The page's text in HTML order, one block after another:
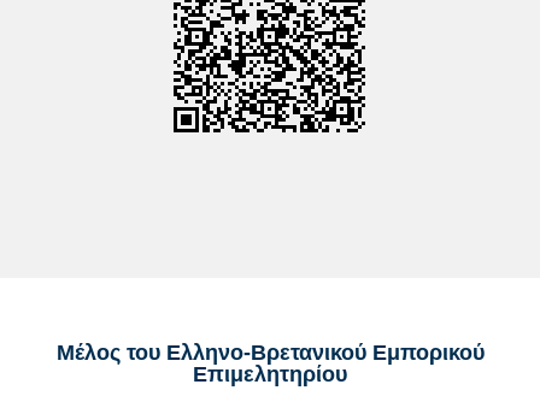
Μέλος του Ελληνο-Βρετανικού Εμπορικού
Επιμελητηρίου